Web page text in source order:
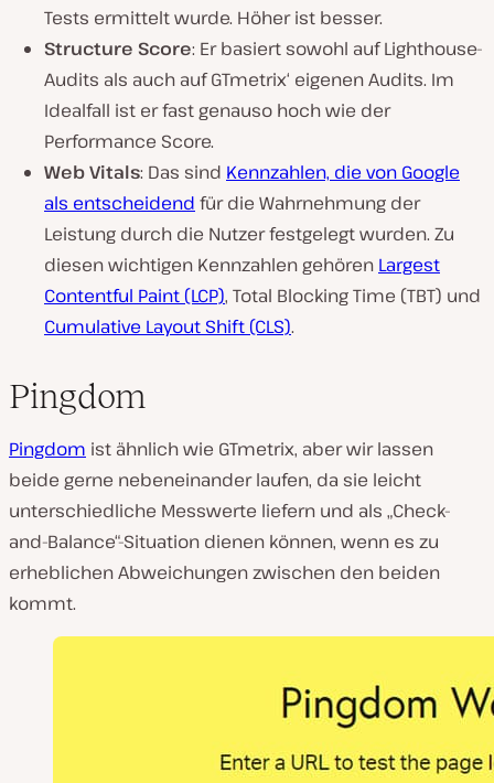
Tests ermittelt wurde. Höher ist besser.
Structure Score: Er basiert sowohl auf Lighthouse-
Audits als auch auf GTmetrix‘ eigenen Audits. Im
Idealfall ist er fast genauso hoch wie der
Performance Score.
Web Vitals: Das sind Kennzahlen, die von Google
als entscheidend für die Wahrnehmung der
Leistung durch die Nutzer festgelegt wurden. Zu
diesen wichtigen Kennzahlen gehören Largest
Contentful Paint (LCP), Total Blocking Time (TBT) und
Cumulative Layout Shift (CLS).
Pingdom
Pingdom ist ähnlich wie GTmetrix, aber wir lassen
beide gerne nebeneinander laufen, da sie leicht
unterschiedliche Messwerte liefern und als „Check-
and-Balance“-Situation dienen können, wenn es zu
erheblichen Abweichungen zwischen den beiden
kommt.